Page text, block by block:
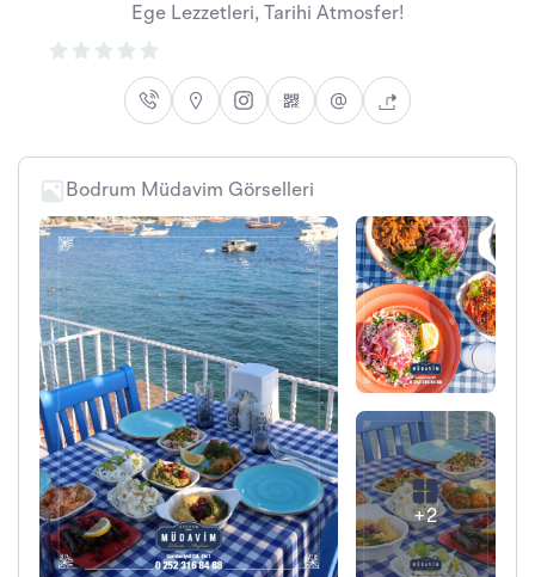
Ege Lezzetleri, Tarihi Atmosfer!
Bodrum Müdavim Görselleri
+2